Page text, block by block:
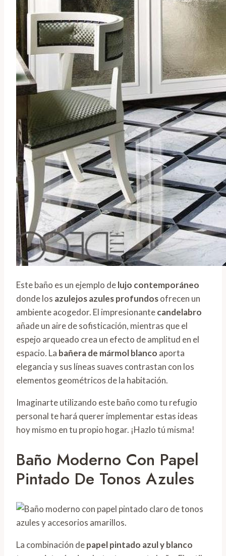
Este baño es un ejemplo delujo contemporáneo
donde los azulejos azules profundosofrecen un
ambiente acogedor. El impresionantecandelabro
añade un aire de sofisticación, mientras que el
espejo arqueado crea un efecto de amplitud en el
espacio. La bañera de mármol blanco aporta
elegancia y sus líneas suaves contrastan con los
elementos geométricos de la habitación.
Imaginarte utilizando este baño como tu refugio
personal te hará querer implementar estas ideas
hoy mismo en tu propio hogar. ¡Hazlo tú misma!
Baño Moderno Con Papel
Pintado De Tonos Azules
La combinación depapel pintado azul y blanco